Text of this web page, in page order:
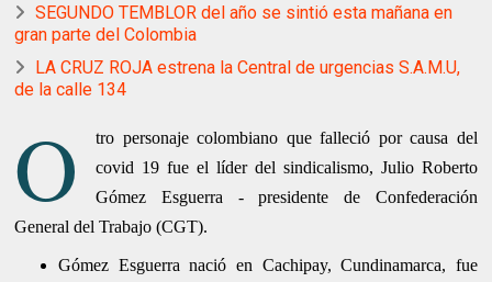
SEGUNDO TEMBLOR del año se sintió esta mañana en
gran parte del Colombia
LA CRUZ ROJA estrena la Central de urgencias S.A.M.U,
de la calle 134
O
tro personaje colombiano que falleció por causa del
covid 19 fue el líder del sindicalismo, Julio Roberto
Gómez Esguerra - presidente de Confederación
General del Trabajo (CGT).
Gómez Esguerra nació en Cachipay, Cundinamarca, fue